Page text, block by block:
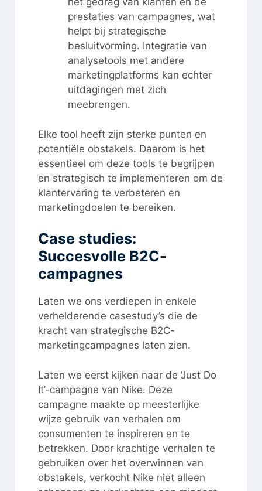
prestaties van campagnes, wat
helpt bij strategische
besluitvorming. Integratie van
analysetools met andere
marketingplatforms kan echter
uitdagingen met zich
meebrengen.
Elke tool heeft zijn sterke punten en
potentiële obstakels. Daarom is het
essentieel om deze tools te begrijpen
en strategisch te implementeren om de
klantervaring te verbeteren en
marketingdoelen te bereiken.
Case studies:
Succesvolle B2C-
campagnes
Laten we ons verdiepen in enkele
verhelderende casestudy’s die de
kracht van strategische B2C-
marketingcampagnes laten zien.
Laten we eerst kijken naar de ‘Just Do
It’-campagne van Nike. Deze
campagne maakte op meesterlijke
wijze gebruik van verhalen om
consumenten te inspireren en te
betrekken. Door krachtige verhalen te
gebruiken over het overwinnen van
obstakels, verkocht Nike niet alleen